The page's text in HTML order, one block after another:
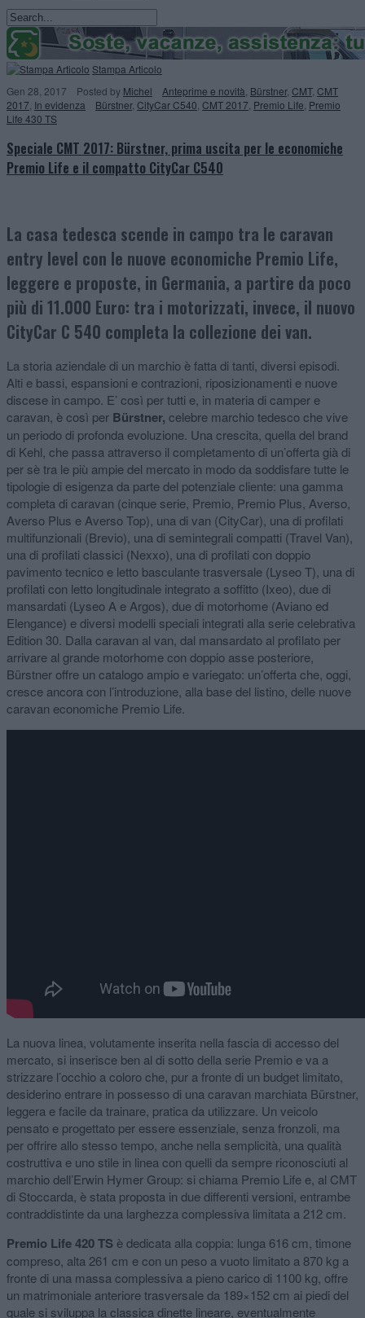
Stampa Articolo
Gen 28, 2017
Posted by Michel Anteprime e novità Bürstner, CMT, CMT
2017 In evidenza Bürstner, CityCar C540 CMT 2017 Premio Life Premio
Life 430 TS
Speciale CMT 2017: Bürstner, prima uscita per le economiche
Premio Life e il compatto CityCar C540
La casa tedesca scende in campo tra le caravan
entry level con le nuove economiche Premio Life,
leggere e proposte, in Germania, a partire da poco
più di 11.000 Euro: tra i motorizzati, invece, il nuovo
CityCar C 540 completa la collezione dei van.
La storia aziendale di un marchio è fatta di tanti, diversi episodi.
Alti e bassi, espansioni e contrazioni, riposizionamenti e nuove
discese in campo. E’ così per tutti e, in materia di camper e
caravan, è così per Bürstner, celebre marchio tedesco che vive
un periodo di profonda evoluzione. Una crescita, quella del brand
di Kehl, che passa attraverso il completamento di un’offerta già di
per sè tra le più ampie del mercato in modo da soddisfare tutte le
tipologie di esigenza da parte del potenziale cliente: una gamma
completa di caravan (cinque serie, Premio, Premio Plus, Averso,
Averso Plus e Averso Top), una di van (CityCar), una di profilati
multifunzionali (Brevio), una di semintegrali compatti (Travel Van),
una di profilati classici (Nexxo), una di profilati con doppio
pavimento tecnico e letto basculante trasversale (Lyseo T), una di
profilati con letto longitudinale integrato a soffitto (Ixeo), due di
mansardati (Lyseo A e Argos), due di motorhome (Aviano ed
Elengance) e diversi modelli speciali integrati alla serie celebrativa
Edition 30. Dalla caravan al van, dal mansardato al profilato per
arrivare al grande motorhome con doppio asse posteriore,
Bürstner offre un catalogo ampio e variegato: un’offerta che, oggi,
cresce ancora con l’introduzione, alla base del listino, delle nuove
caravan economiche Premio Life.
La nuova linea, volutamente inserita nella fascia di accesso del
mercato, si inserisce ben al di sotto della serie Premio e va a
strizzare l’occhio a coloro che, pur a fronte di un budget limitato,
desiderino entrare in possesso di una caravan marchiata Bürstner,
leggera e facile da trainare, pratica da utilizzare. Un veicolo
pensato e progettato per essere essenziale, senza fronzoli, ma
per offrire allo stesso tempo, anche nella semplicità, una qualità
costruttiva e uno stile in linea con quelli da sempre riconosciuti al
marchio dell’Erwin Hymer Group: si chiama Premio Life e, al CMT
di Stoccarda, è stata proposta in due differenti versioni, entrambe
contraddistinte da una larghezza complessiva limitata a 212 cm.
Premio Life 420 TS è dedicata alla coppia: lunga 616 cm, timone
compreso, alta 261 cm e con un peso a vuoto limitato a 870 kg a
fronte di una massa complessiva a pieno carico di 1100 kg, offre
un matrimoniale anteriore trasversale da 189×152 cm ai piedi del
quale si sviluppa la classica dinette lineare, eventualmente